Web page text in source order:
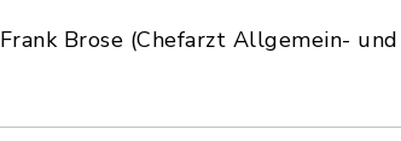
Frank Brose (Chefarzt Allgemein-